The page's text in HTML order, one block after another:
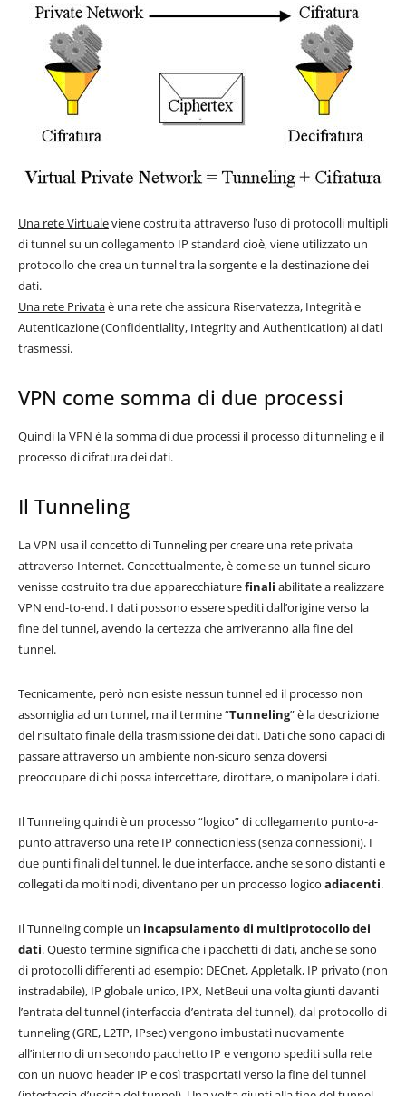
Una rete Virtualeviene costruita attraverso l’uso di protocolli multipli
di tunnel su un collegamento IP standard cioè, viene utilizzato un
protocollo che crea un tunnel tra la sorgente e la destinazione dei
dati.
Una rete Privataè una rete che assicura Riservatezza, Integrità e
Autenticazione (Confidentiality, Integrity and Authentication) ai dati
trasmessi.
VPN come somma di due processi
Quindi la VPN è la somma di due processi il processo di tunneling e il
processo di cifratura dei dati.
Il Tunneling
La VPN usa il concetto di Tunneling per creare una rete privata
attraverso Internet. Concettualmente, è come se un tunnel sicuro
venisse costruito tra due apparecchiaturefinali abilitate a realizzare
VPN end-to-end. I dati possono essere spediti dall’origine verso la
fine del tunnel, avendo la certezza che arriveranno alla fine del
tunnel.
Tecnicamente, però non esiste nessun tunnel ed il processo non
assomiglia ad un tunnel, ma il termine “Tunneling” è la descrizione
del risultato finale della trasmissione dei dati. Dati che sono capaci di
passare attraverso un ambiente non-sicuro senza doversi
preoccupare di chi possa intercettare, dirottare, o manipolare i dati.
Il Tunneling quindi è un processo “logico” di collegamento punto-a-
punto attraverso una rete IP connectionless (senza connessioni). I
due punti finali del tunnel, le due interfacce, anche se sono distanti e
collegati da molti nodi, diventano per un processo logico adiacenti.
Il Tunneling compie un incapsulamento di multiprotocollo dei
dati. Questo termine significa che i pacchetti di dati, anche se sono
di protocolli differenti ad esempio: DECnet, Appletalk, IP privato (non
instradabile), IP globale unico, IPX, NetBeui una volta giunti davanti
l’entrata del tunnel (interfaccia d’entrata del tunnel), dal protocollo di
tunneling (GRE, L2TP, IPsec) vengono imbustati nuovamente
all’interno di un secondo pacchetto IP e vengono spediti sulla rete
con un nuovo header IP e così trasportati verso la fine del tunnel